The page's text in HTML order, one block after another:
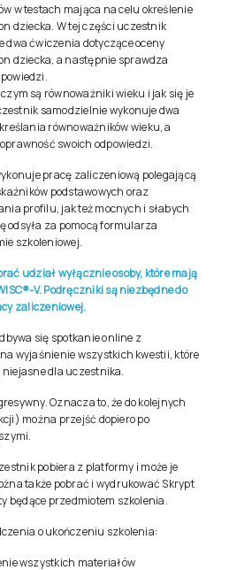
w testach mająca na celu określenie
dziecka. W tej części uczestnik
dwa ćwiczenia dotyczące oceny
dziecka, a następnie sprawdza
są równoważniki wieku i jak się je
samodzielnie wykonuje dwa
równoważników wieku, a
swoich odpowiedzi.
pracę zaliczeniową polegającą
podstawowych oraz
profilu, jak też mocnych i słabych
odsyła za pomocą formularza
szkoleniowej.
udział wyłącznie osoby, które mają
V. Podręczniki są niezbędne do
zaliczeniowej.
się spotkanie online z
wyjaśnienie wszystkich kwestii, które
niejasne dla uczestnika.
Oznacza to, że do kolejnych
można przejść dopiero po
pobiera z platformy i może je
także pobrać i wydrukować Skrypt
będące przedmiotem szkolenia.
o ukończeniu szkolenia:
wszystkich materiałów